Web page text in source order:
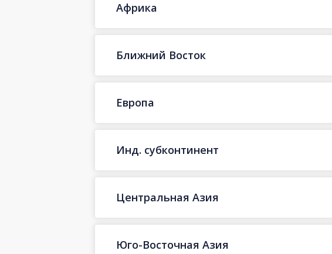
Африка
Ближний Восток
Европа
Инд. субконтинент
Центральная Азия
Юго-Восточная Азия